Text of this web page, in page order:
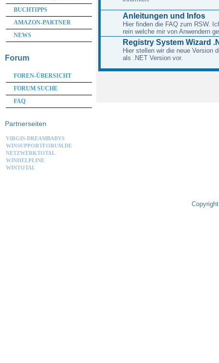
Anleitungen und Infos
Hier finden die FAQ zum RSW.
rein welche mir von Anwendern
Registry System Wizard
Hier stellen wir die neue Version
als .NET Version vor.
BUCHTIPPS
AMAZON-PARTNER
NEWS
Forum
FOREN-ÜBERSICHT
FORUM SUCHE
FAQ
Partnerseiten
VIRGIS-DREAMBABYS
WINSUPPORTFORUM.DE
NETZWERKTOTAL
WINHELPLINE
WINTOTAL